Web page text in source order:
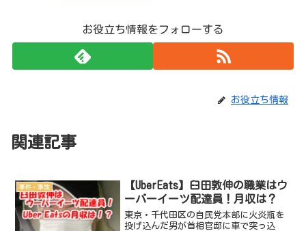
お役立ち情報をフォローする
お役立ち情報
関連記事
事件・事故
【UberEats】臼田敦伸の職業はウ
ーバーイーツ配達員！月収は？
東京・千代田区の自民党本部に火炎瓶を
投げ込んだ男が首相官邸に車で突っ込